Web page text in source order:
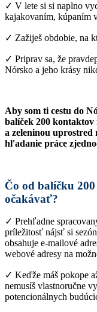
✓ V lete si si naplno
kajakovaním, kúpaním
✓ Zažiješ obdobie, na
✓ Priprav sa, že
Nórsko a jeho krásy
Aby som ti cestu do
balíček 200
a zeleninou
hľadanie práce
Čo od balíčku
očakávať?
✓ Prehľadne
príležitosť nájsť si
obsahuje e-mailové
webové adresy na
✓ Keďže máš pokope
nemusíš vlastnoručne
potencionálnych